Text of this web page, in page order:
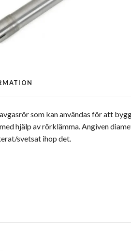
som kan användas för att
hjälp av rörklämma. Angiven
svetsat ihop det.